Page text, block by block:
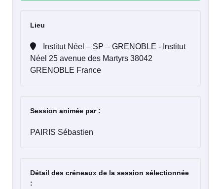
Lieu
Néel 25 avenue des Martyrs 38042
GRENOBLE France
Session animée par :
PAIRIS Sébastien
Détail des créneaux de la session sélectionnée
: